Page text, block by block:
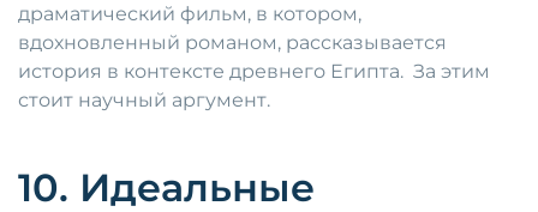
драматический фильм, в котором,
вдохновленный романом, рассказывается
история в контексте древнего Египта. За этим
стоит научный аргумент.
10. Идеальные